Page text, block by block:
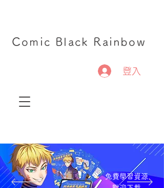
Comic Black Rainbow
登入
免費學習資源